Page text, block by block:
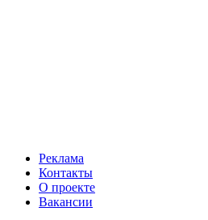
Реклама
Контакты
О проекте
Вакансии